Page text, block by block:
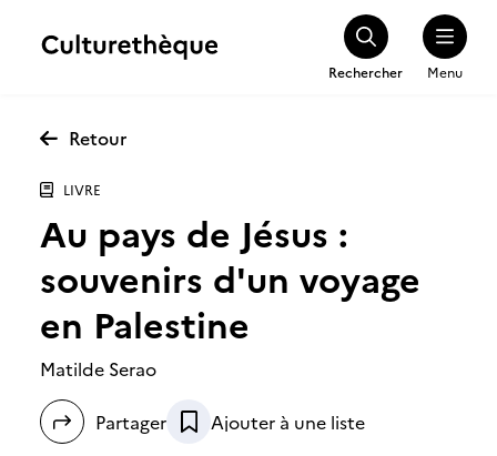
Rechercher Menu
Retour
LIVRE
Au pays de Jésus :
souvenirs d'un voyage
en Palestine
Matilde Serao
Partager Ajouter à une liste